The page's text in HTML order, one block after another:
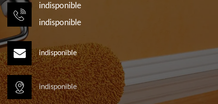
indisponible
indisponible
indisponible
indisponible